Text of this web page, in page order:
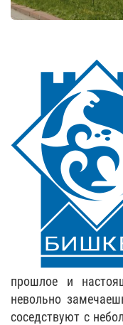
прошлое и
невольно
соседствуют с